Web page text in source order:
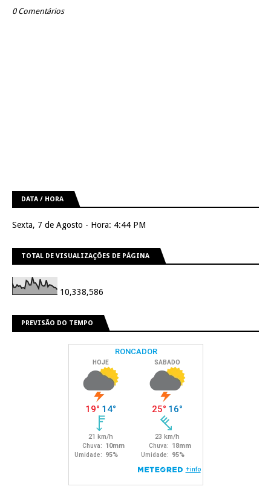
0 Comentários
DATA / HORA
Sexta, 7 de Agosto - Hora: 4:44 PM
TOTAL DE VISUALIZAÇÕES DE PÁGINA
10,338,586
PREVISÃO DO TEMPO